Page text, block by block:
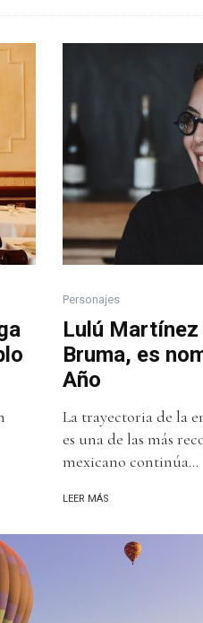
Personajes
Lulú Martínez
Bruma, es
Año
La trayectoria de la
es una de las más
mexicano continúa...
LEER MÁS